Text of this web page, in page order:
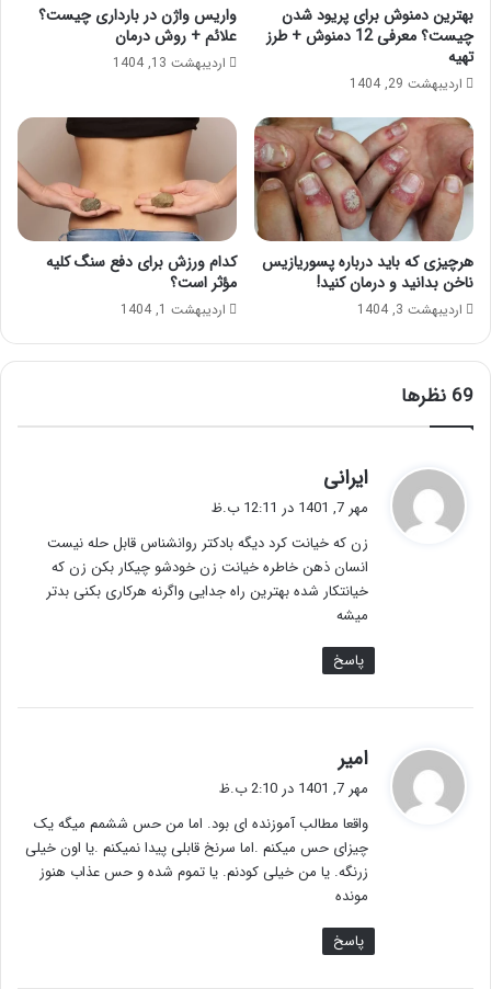
بهترین دمنوش برای پریود شدن
چیست؟ معرفی 12 دمنوش + طرز
تهیه
اردیبهشت 29, 1404
واریس واژن در بارداری چیست؟
علائم + روش درمان
اردیبهشت 13, 1404
هرچیزی که باید درباره پسوریازیس
ناخن بدانید و درمان کنید!
اردیبهشت 3, 1404
کدام ورزش برای دفع سنگ کلیه
مؤثر است؟
اردیبهشت 1, 1404
‫69 نظرها
ایرانی
ف
:
مهر 7, 1401 در 12:11 ب.ظ
زن که خیانت کرد دیگه بادکتر روانشناس قابل حله نیست
انسان ذهن خاطره خیانت زن خودشو چیکار بکن زن که
خیانتکار شده بهترین راه جدایی واگرنه هرکاری بکنی بدتر
میشه
پاسخ
امیر
ف
:
مهر 7, 1401 در 2:10 ب.ظ
واقعا مطالب آموزنده ای بود. اما من حس ششمم میگه یک
چیزای حس میکنم .اما سرنخ قابلی پیدا نمیکنم .یا اون خیلی
زرنگه. یا من خیلی کودنم. یا تموم شده و حس عذاب هنوز
مونده
پاسخ